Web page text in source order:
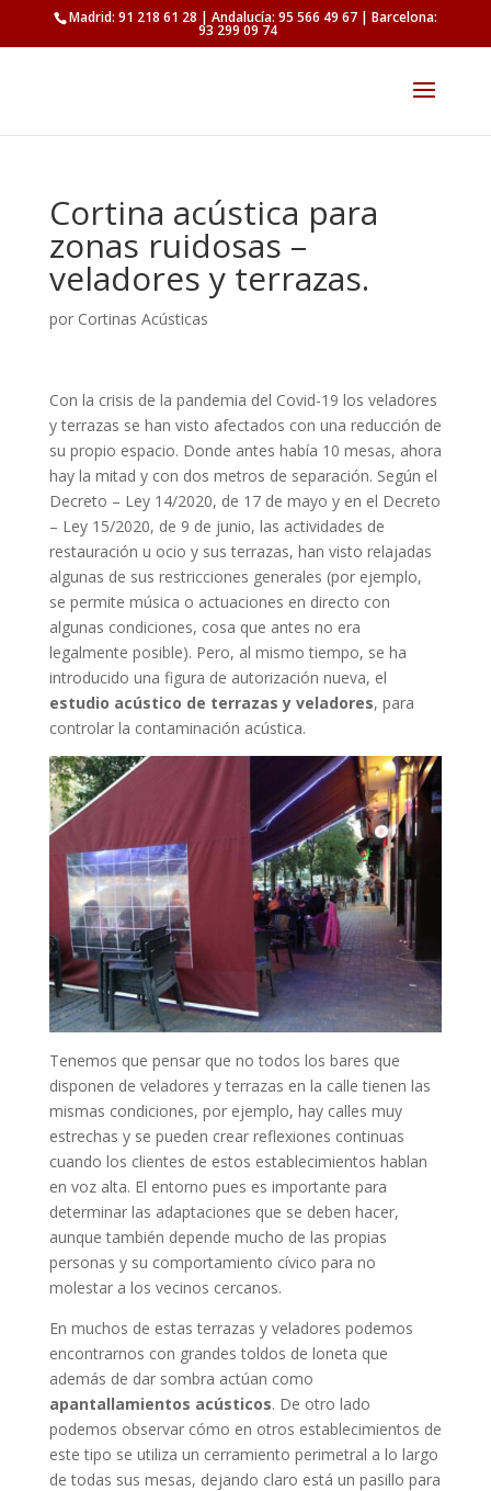
Madrid: 91 218 61 28 | Andalucía: 95 566 49 67 | Barcelona:
93 299 09 74
Cortina acústica para
zonas ruidosas –
veladores y terrazas.
por Cortinas Acústicas
Con la crisis de la pandemia del Covid-19 los veladores
y terrazas se han visto afectados con una reducción de
su propio espacio. Donde antes había 10 mesas, ahora
hay la mitad y con dos metros de separación. Según el
Decreto – Ley 14/2020, de 17 de mayo y en el Decreto
– Ley 15/2020, de 9 de junio, las actividades de
restauración u ocio y sus terrazas, han visto relajadas
algunas de sus restricciones generales (por ejemplo,
se permite música o actuaciones en directo con
algunas condiciones, cosa que antes no era
legalmente posible). Pero, al mismo tiempo, se ha
introducido una figura de autorización nueva, el
estudio acústico de terrazas y veladores, para
controlar la contaminación acústica.
Tenemos que pensar que no todos los bares que
disponen de veladores y terrazas en la calle tienen las
mismas condiciones, por ejemplo, hay calles muy
estrechas y se pueden crear reflexiones continuas
cuando los clientes de estos establecimientos hablan
en voz alta. El entorno pues es importante para
determinar las adaptaciones que se deben hacer,
aunque también depende mucho de las propias
personas y su comportamiento cívico para no
molestar a los vecinos cercanos.
En muchos de estas terrazas y veladores podemos
encontrarnos con grandes toldos de loneta que
además de dar sombra actúan como
apantallamientos acústicos. De otro lado
podemos observar cómo en otros establecimientos de
este tipo se utiliza un cerramiento perimetral a lo largo
de todas sus mesas, dejando claro está un pasillo para